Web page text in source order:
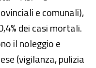
e comunali),
dei casi mortali.
il noleggio e
(vigilanza, pulizia